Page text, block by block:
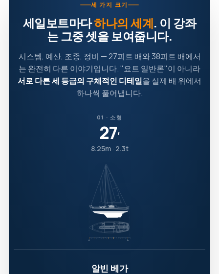
세 가지 크기
세일보트마다하나의 세계. 이 강좌
는 그중 셋을 보여줍니다.
시스템, 예산, 조종, 정비 — 27피트 배와 38피트 배에서
는 완전히 다른 이야기입니다. "요트 일반론"이 아니라
서로 다른 세 등급의 구체적인 디테일을 실제 배 위에서
하나씩 풀어냅니다.
01 · 소형
27′
8.25m · 2.3t
알빈 베가